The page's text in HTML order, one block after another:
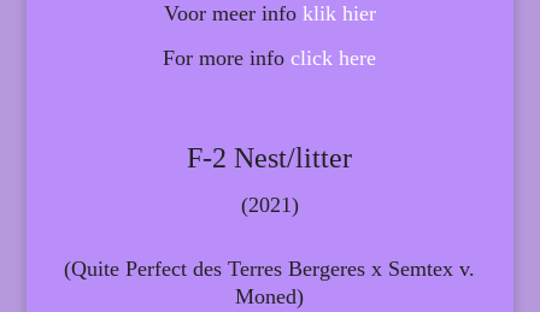
Voor meer info klik hier
For more infoclick here
F-2 Nest/litter
(2021)
(Quite Perfect des Terres Bergeres x Semtex v.
Moned)